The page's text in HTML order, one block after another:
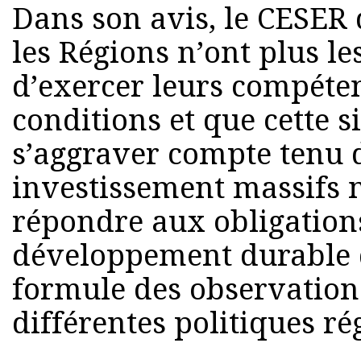
Dans son avis, le
les Régions n’ont plus
d’exercer leurs
conditions et que cette
s’aggraver compte tenu
investissement massifs
répondre aux
développement
formule des
différentes politiques